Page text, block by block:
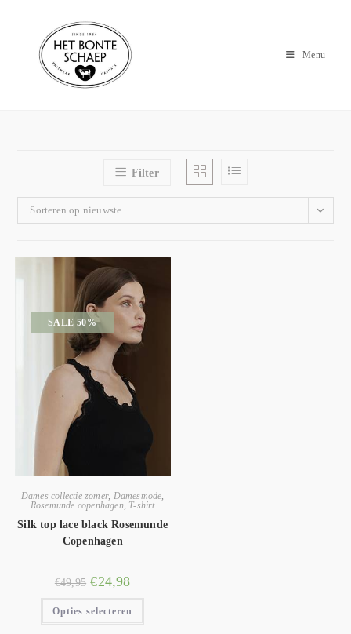
Menu
Filter
Sorteren op nieuwste
SALE 50%
Dames collectie zomer, Damesmode
Rosemunde copenhagen, T-shirt
Silk top lace black Rosemunde
Copenhagen
€49,95 €24,98
Opties selecteren